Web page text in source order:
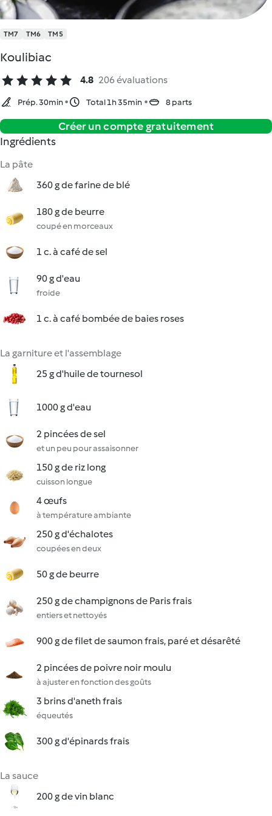
TM7 TM6 TM5
Koulibiac
4.8 206 évaluations
Prép. 30min Total 1h 35min 8 parts
Créer un compte gratuitement
Ingrédients
La pâte
360 g de farine de blé
180 g de beurre
coupé en morceaux
1 c. à café de sel
90 g d'eau
froide
1 c. à café bombée de baies roses
La garniture et l'assemblage
25 g d'huile de tournesol
1000 g d'eau
2 pincées de sel
et un peu pour assaisonner
150 g de riz long
cuisson longue
4 œufs
à température ambiante
250 g d'échalotes
coupées en deux
50 g de beurre
250 g de champignons de Paris frais
entiers et nettoyés
900 g de filet de saumon frais, paré et désarêté
2 pincées de poivre noir moulu
à ajuster en fonction des goûts
3 brins d'aneth frais
équeutés
300 g d'épinards frais
La sauce
200 g de vin blanc